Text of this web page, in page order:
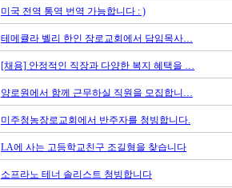
미국 전역 통역 번역 가능합니다 : )
테메큘라 벨리 한인 장로교회에서 담임목사…
[채용] 안정적인 직장과 다양한 복지 혜택을 …
양로원에서 함께 근무하실 직원을 모집합니…
미주청농장로교회에서 반주자를 청빙합니다.
LA에 사는 고등학교친구 조길형을 찾습니다
소프라노 테너 솔리스트 청빙합니다